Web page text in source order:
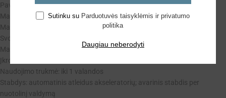
Pavarų dėžė: automatinė, 3 pavaros
Matmenys: 110 cm x 62 cm x 45 cm
Maksimalus greitis: 3–5 km/h
Svoris: 12 kg
Maksimali apkrova: 25 kg
Įkrovimo laikas: 8 valandos
Naudojimo trukmė: iki 1 valandos
Stabdys: automatinis atleidus akseleratorių; avarinis stabdis per
nuotolinį valdymą
Sutinku su Parduotuvės taisyklėmis ir privatumo
politika
Daugiau neberodyti